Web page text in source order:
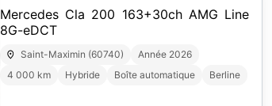
Mercedes Cla 200 163+30ch AMG Line
8G-eDCT
Saint-Maximin (60740)
Année 2026
4 000 km
Hybride Boîte automatique Berline